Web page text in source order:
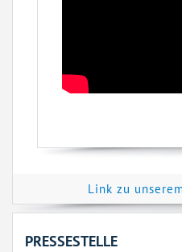
Link zu
PRESSESTELLE